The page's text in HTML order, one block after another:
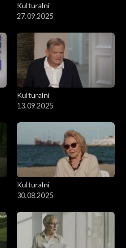
Kulturalni
27.09.2025
Kulturalni
13.09.2025
Kulturalni
30.08.2025